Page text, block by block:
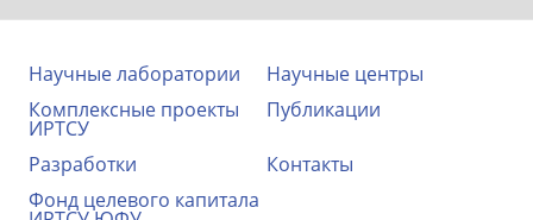
Научные лаборатории
Научные центры
Комплексные проекты
ИРТСУ
Публикации
Разработки
Контакты
Фонд целевого капитала